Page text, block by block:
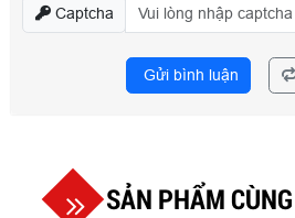
Captcha
Gửi bình luận
SẢN PHẨM